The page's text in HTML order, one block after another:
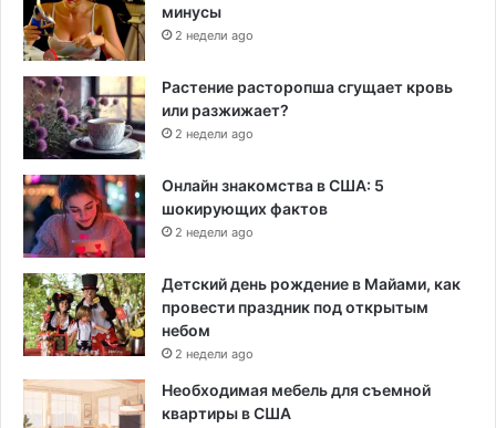
минусы
2 недели ago
Растение расторопша сгущает кровь
или разжижает?
2 недели ago
Онлайн знакомства в США: 5
шокирующих фактов
2 недели ago
Детский день рождение в Майами, как
провести праздник под открытым
небом
2 недели ago
Необходимая мебель для съемной
квартиры в США